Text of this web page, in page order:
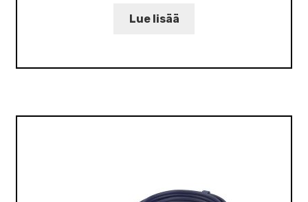
Lue lisää